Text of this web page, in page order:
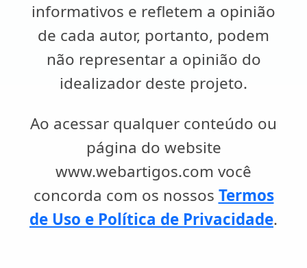
informativos e refletem a opinião
de cada autor, portanto, podem
não representar a opinião do
idealizador deste projeto.
Ao acessar qualquer conteúdo ou
página do website
www.webartigos.com você
concorda com os nossos Termos
de Uso e Política de Privacidade.